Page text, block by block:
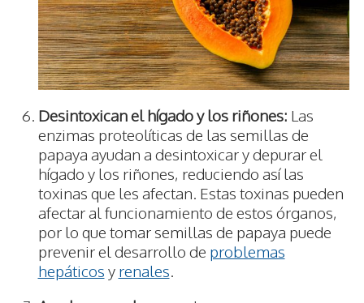
Desintoxican el hígado y los riñones: Las
enzimas proteolíticas de las semillas de
papaya ayudan a desintoxicar y depurar el
hígado y los riñones, reduciendo así las
toxinas que les afectan. Estas toxinas pueden
afectar al funcionamiento de estos órganos,
por lo que tomar semillas de papaya puede
prevenir el desarrollo de problemas
hepáticos y renales